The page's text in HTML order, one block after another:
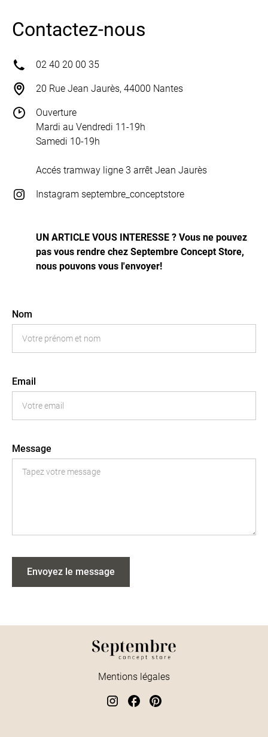
Contactez-nous
02 40 20 00 35
20 Rue Jean Jaurès, 44000 Nantes
Ouverture
Mardi au Vendredi 11-19h
Samedi 10-19h
Accés tramway ligne 3 arrêt Jean Jaurès
Instagram septembre_conceptstore
UN ARTICLE VOUS INTERESSE ? Vous ne pouvez
pas vous rendre chez Septembre Concept Store,
nous pouvons vous l'envoyer!
Nom
Email
Message
Mentions légales